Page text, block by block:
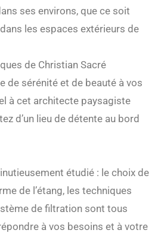
ses environs, que ce soit
les espaces extérieurs de
de Christian Sacré
de sérénité et de beauté à vos
à cet architecte paysagiste
d’un lieu de détente au bord
étudié : le choix de
de l’étang, les techniques
de filtration sont tous
à vos besoins et à votre